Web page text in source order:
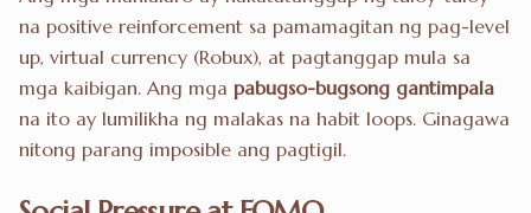
na positive reinforcement sa pamamagitan ng pag-level
up, virtual currency (Robux), at pagtanggap mula sa
mga kaibigan. Ang mga pabugso-bugsong gantimpala
na ito ay lumilikha ng malakas na habit loops. Ginagawa
nitong parang imposible ang pagtigil.